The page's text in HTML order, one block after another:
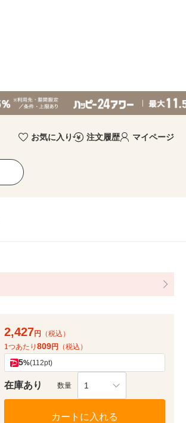
お気に入り 注文履歴 マイページ
2,427円
（税込）
1つあたり 809円 （税込）
5%(112pt)
在庫あり 数量 1
カートに入れる